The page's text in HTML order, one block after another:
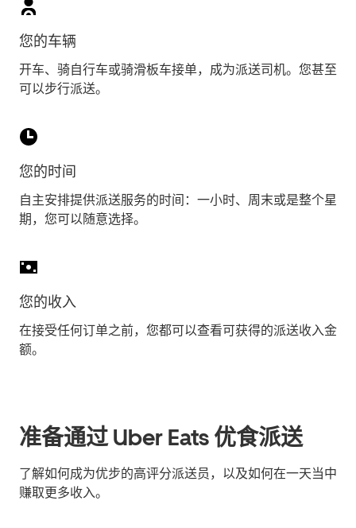
您的车辆
开车、骑自行车或骑滑板车接单，成为派送司机。您甚至
可以步行派送。
您的时间
自主安排提供派送服务的时间：一小时、周末或是整个星
期，您可以随意选择。
您的收入
在接受任何订单之前，您都可以查看可获得的派送收入金
额。
准备通过 Uber Eats 优食派送
了解如何成为优步的高评分派送员，以及如何在一天当中
赚取更多收入。